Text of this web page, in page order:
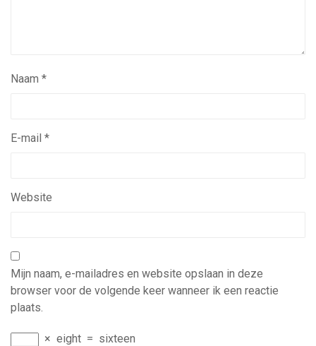
Naam *
E-mail *
Website
Mijn naam, e-mailadres en website opslaan in deze
browser voor de volgende keer wanneer ik een reactie
plaats.
× eight = sixteen